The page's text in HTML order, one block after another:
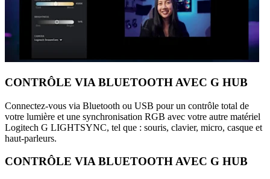
CONTRÔLE VIA BLUETOOTH AVEC G HUB
Connectez-vous via Bluetooth ou USB pour un contrôle total de
votre lumière et une synchronisation RGB avec votre autre matériel
Logitech G LIGHTSYNC, tel que : souris, clavier, micro, casque et
haut-parleurs.
CONTRÔLE VIA BLUETOOTH AVEC G HUB